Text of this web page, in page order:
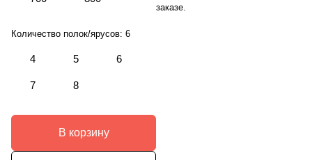
Количество полок/ярусов: 6
4 5 6
7 8
В корзину
заказе.